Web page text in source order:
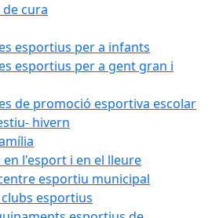
de cura
esportius per a infants
esportius per a gent gran i
de promoció esportiva escolar
hivern
en l'esport i en el lleure
esportiu municipal
esportius